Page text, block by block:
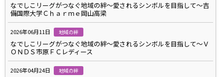
なでしこリーグがつなぐ地域の絆～愛されるシンボルを目指して～吉
備国際大学Ｃｈａｒｍｅ岡山高梁
2026年06月11日 地域の絆
なでしこリーグがつなぐ地域の絆～愛されるシンボルを目指して～Ｖ
ＯＮＤＳ市原ＦＣレディース
2026年04月24日 地域の絆